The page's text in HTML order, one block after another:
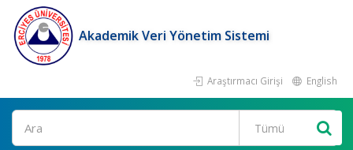
Akademik Veri Yönetim Sistemi
Araştırmacı Girişi English
Ara